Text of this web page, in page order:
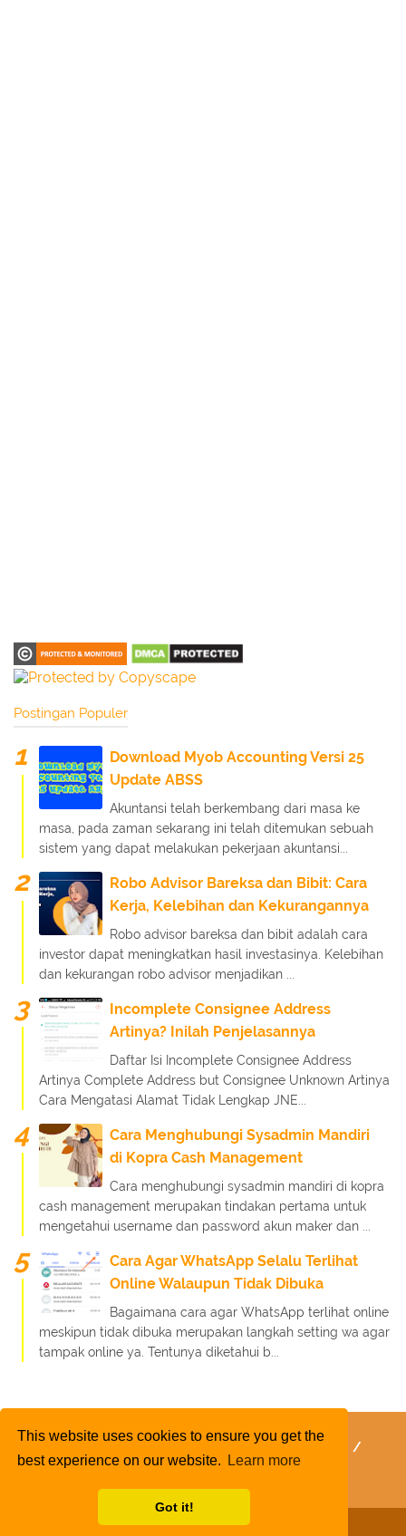
This website uses cookies to ensure you get the
best experience on our website.
Learn more
Got it!
Postingan Populer
Download Myob Accounting Versi 25
Update ABSS
Akuntansi telah berkembang dari masa ke
masa, pada zaman sekarang ini telah ditemukan sebuah
sistem yang dapat melakukan pekerjaan akuntansi...
Robo Advisor Bareksa dan Bibit: Cara
Kerja, Kelebihan dan Kekurangannya
Robo advisor bareksa dan bibit adalah cara
investor dapat meningkatkan hasil investasinya. Kelebihan
dan kekurangan robo advisor menjadikan ...
Incomplete Consignee Address
Artinya? Inilah Penjelasannya
Daftar Isi Incomplete Consignee Address
Artinya Complete Address but Consignee Unknown Artinya
Cara Mengatasi Alamat Tidak Lengkap JNE...
Cara Menghubungi Sysadmin Mandiri
di Kopra Cash Management
Cara menghubungi sysadmin mandiri di kopra
cash management merupakan tindakan pertama untuk
mengetahui username dan password akun maker dan ...
Cara Agar WhatsApp Selalu Terlihat
Online Walaupun Tidak Dibuka
Bagaimana cara agar WhatsApp terlihat online
meskipun tidak dibuka merupakan langkah setting wa agar
tampak online ya. Tentunya diketahui b...
Kebijakan Privasi